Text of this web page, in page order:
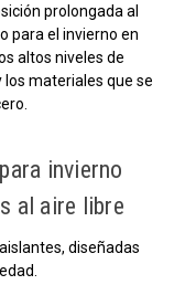
prolongada al
para el invierno en
altos niveles de
materiales que se
invierno
al aire libre
diseñadas